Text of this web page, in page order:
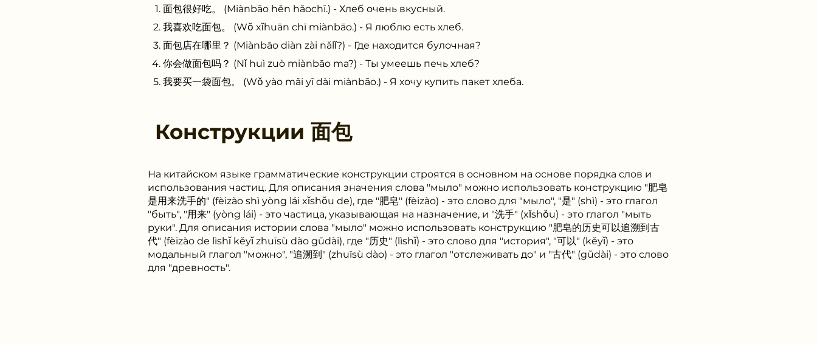
面包很好吃。 (Miànbāo hěn hǎochī.) - Хлеб очень вкусный.
我喜欢吃面包。 (Wǒ xǐhuān chī miànbāo.) - Я люблю есть хлеб.
面包店在哪里？ (Miànbāo diàn zài nǎlǐ?) - Где находится булочная?
你会做面包吗？ (Nǐ huì zuò miànbāo ma?) - Ты умеешь печь хлеб?
我要买一袋面包。 (Wǒ yào mǎi yī dài miànbāo.) - Я хочу купить пакет хлеба.
Конструкции 面包
На китайском языке грамматические конструкции строятся в основном на основе порядка слов и
использования частиц. Для описания значения слова "мыло" можно использовать конструкцию "肥皂
是用来洗手的" (fèizào shì yòng lái xǐshǒu de), где "肥皂" (fèizào) - это слово для "мыло", "是" (shì) - это глагол
"быть", "用来" (yòng lái) - это частица, указывающая на назначение, и "洗手" (xǐshǒu) - это глагол "мыть
руки". Для описания истории слова "мыло" можно использовать конструкцию "肥皂的历史可以追溯到古
代" (fèizào de lìshǐ kěyǐ zhuīsù dào gǔdài), где "历史" (lìshǐ) - это слово для "история", "可以" (kěyǐ) - это
модальный глагол "можно", "追溯到" (zhuīsù dào) - это глагол "отслеживать до" и "古代" (gǔdài) - это слово
для "древность".